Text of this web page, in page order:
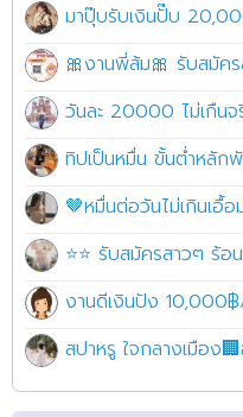
มาปุ๊บรับเงินปั๊บ
🎀งานพี่ส้ม🎀 รับสมัค
วันละ 20000 ไม่เกืน
ทิปเป็นหมื่น ขั้นต่ำหลัก
🤎หมื่นต่อวันไม่เกินเอื้
⭐⭐ รับสมัครสาวๆ ร้
งานดีเงินปัง 10,000฿
สปาหรู ใจกลางเมือง